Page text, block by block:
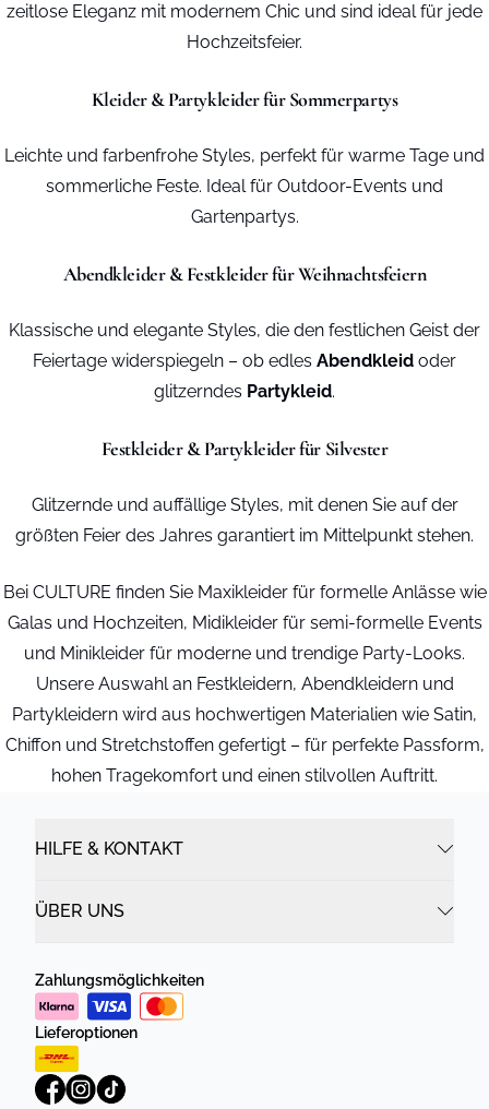
zeitlose Eleganz mit modernem Chic und sind ideal für jede
Hochzeitsfeier.
Kleider & Partykleider für Sommerpartys
Leichte und farbenfrohe Styles, perfekt für warme Tage und
sommerliche Feste. Ideal für Outdoor-Events und
Gartenpartys.
Abendkleider & Festkleider für Weihnachtsfeiern
Klassische und elegante Styles, die den festlichen Geist der
Feiertage widerspiegeln – ob edles Abendkleid oder
glitzerndes Partykleid.
Festkleider & Partykleider für Silvester
Glitzernde und auffällige Styles, mit denen Sie auf der
größten Feier des Jahres garantiert im Mittelpunkt stehen.
Bei CULTURE finden Sie Maxikleider für formelle Anlässe wie
Galas und Hochzeiten, Midikleider für semi-formelle Events
und Minikleider für moderne und trendige Party-Looks.
Unsere Auswahl an Festkleidern, Abendkleidern und
Partykleidern wird aus hochwertigen Materialien wie Satin,
Chiffon und Stretchstoffen gefertigt – für perfekte Passform,
hohen Tragekomfort und einen stilvollen Auftritt.
HILFE & KONTAKT
ÜBER UNS
Zahlungsmöglichkeiten
Lieferoptionen